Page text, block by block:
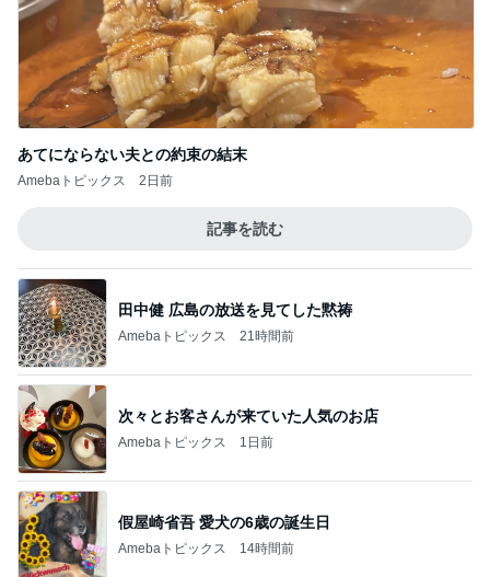
あてにならない夫との約束の結末
Amebaトピックス 2日前
記事を読む
田中健 広島の放送を見てした黙祷
Amebaトピックス 21時間前
次々とお客さんが来ていた人気のお店
Amebaトピックス 1日前
假屋崎省吾 愛犬の6歳の誕生日
Amebaトピックス 14時間前